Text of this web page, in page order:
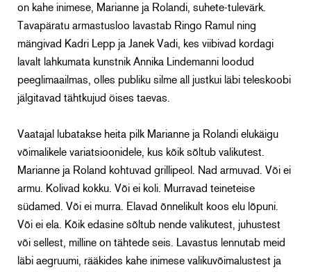
on kahe inimese, Marianne ja Rolandi, suhete-tulevärk.
Tavapäratu armastusloo lavastab Ringo Ramul ning
mängivad Kadri Lepp ja Janek Vadi, kes viibivad kordagi
lavalt lahkumata kunstnik Annika Lindemanni loodud
peeglimaailmas, olles publiku silme all justkui läbi teleskoobi
jälgitavad tähtkujud öises taevas.
Vaatajal lubatakse heita pilk Marianne ja Rolandi elukäigu
võimalikele variatsioonidele, kus kõik sõltub valikutest.
Marianne ja Roland kohtuvad grillipeol. Nad armuvad. Või ei
armu. Kolivad kokku. Või ei koli. Murravad teineteise
südamed. Või ei murra. Elavad õnnelikult koos elu lõpuni.
Või ei ela. Kõik edasine sõltub nende valikutest, juhustest
või sellest, milline on tähtede seis. Lavastus lennutab meid
läbi aegruumi, rääkides kahe inimese valikuvõimalustest ja